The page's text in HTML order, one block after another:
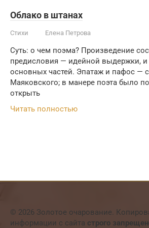
Облако в штанах
Стихи Елена Петрова
Суть: о чем поэма? Произведение
предисловия — идейной выдержки, и
основных частей. Эпатаж и пафос —
Маяковского; в манере поэта было
открыть
Читать полностью
© 2026 Золотое очарование.
информации с сайта строго